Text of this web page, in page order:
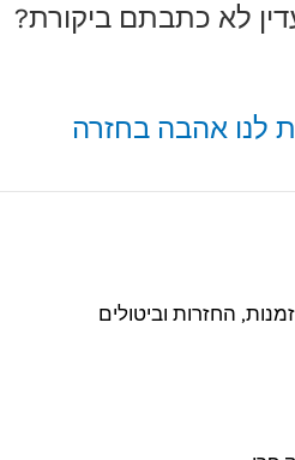
לא כתבתם ביקורת?
לנו אהבה בחזרה
החזרות וביטולים​